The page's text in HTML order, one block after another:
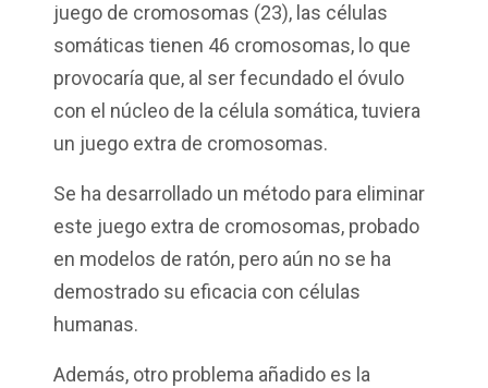
juego de cromosomas (23), las células
somáticas tienen 46 cromosomas, lo que
provocaría que, al ser fecundado el óvulo
con el núcleo de la célula somática, tuviera
un juego extra de cromosomas.
Se ha desarrollado un método para eliminar
este juego extra de cromosomas, probado
en modelos de ratón, pero aún no se ha
demostrado su eficacia con células
humanas.
Además, otro problema añadido es la